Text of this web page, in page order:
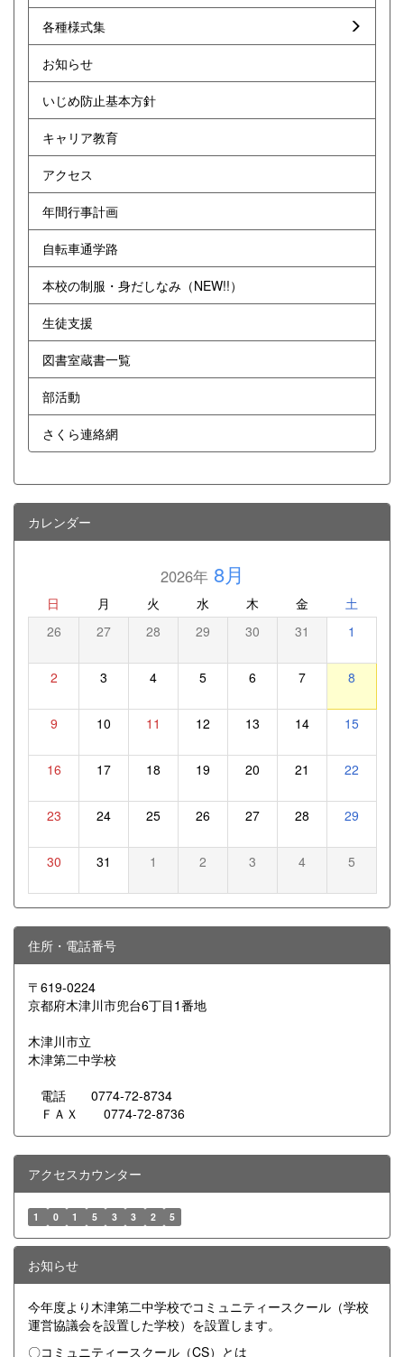
各種様式集
お知らせ
いじめ防止基本方針
キャリア教育
アクセス
年間行事計画
自転車通学路
本校の制服・身だしなみ（NEW!!）
生徒支援
図書室蔵書一覧
部活動
さくら連絡網
カレンダー
2026年8月
日 月 火 水 木 金 土
26 27 28 29 30 31 1
2 3 4 5 6 7 8
9 10 11 12 13 14 15
16 17 18 19 20 21 22
23 24 25 26 27 28 29
30 31 1 2 3 4 5
住所・電話番号
〒619-0224
京都府木津川市兜台6丁目1番地
木津川市立
木津第二中学校
電話 0774-72-8734
ＦＡＸ 0774-72-8736
アクセスカウンター
1 0 1 5 3 3 2 5
お知らせ
今年度より木津第二中学校でコミュニティースクール（学校
運営協議会を設置した学校）を設置します。
〇コミュニティースクール（CS）とは